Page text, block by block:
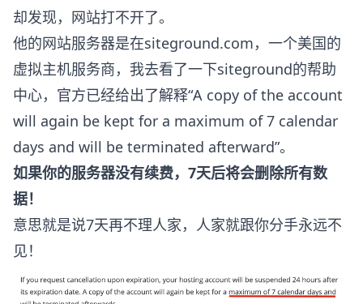
却发现，网站打不开了。
他的网站服务器是在siteground.com，一个美国的
虚拟主机服务商，我去看了一下siteground的帮助
中心，官方已经给出了解释“A copy of the account
will again be kept for a maximum of 7 calendar
days and will be terminated afterward”。
如果你的服务器没有续费，7天后将会删除所有数
据！
意思就是说7天再不理人家，人家就跟你分手永远不
见！